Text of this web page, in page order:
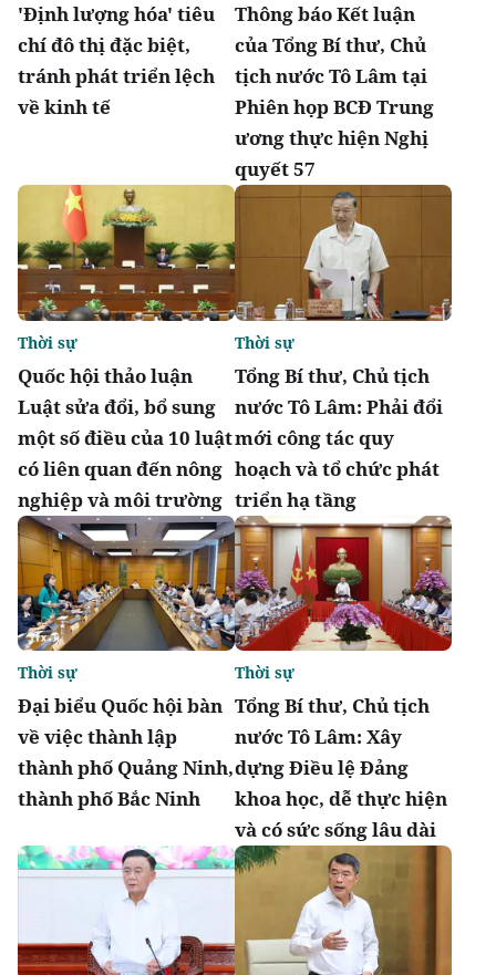
'Định lượng hóa' tiêu
chí đô thị đặc biệt,
tránh phát triển lệch
về kinh tế
Thông báo Kết luận
của Tổng Bí thư, Chủ
tịch nước Tô Lâm tại
Phiên họp BCĐ Trung
ương thực hiện Nghị
quyết 57
Quốc hội thảo luận
Luật sửa đổi, bổ sung
một số điều của 10 luật
có liên quan đến nông
nghiệp và môi trường
Thời sự
Tổng Bí thư, Chủ tịch
nước Tô Lâm: Phải đổi
mới công tác quy
hoạch và tổ chức phát
triển hạ tầng
Thời sự
Đại biểu Quốc hội bàn
về việc thành lập
thành phố Quảng Ninh,
thành phố Bắc Ninh
Thời sự
Tổng Bí thư, Chủ tịch
nước Tô Lâm: Xây
dựng Điều lệ Đảng
khoa học, dễ thực hiện
và có sức sống lâu dài
Thời sự